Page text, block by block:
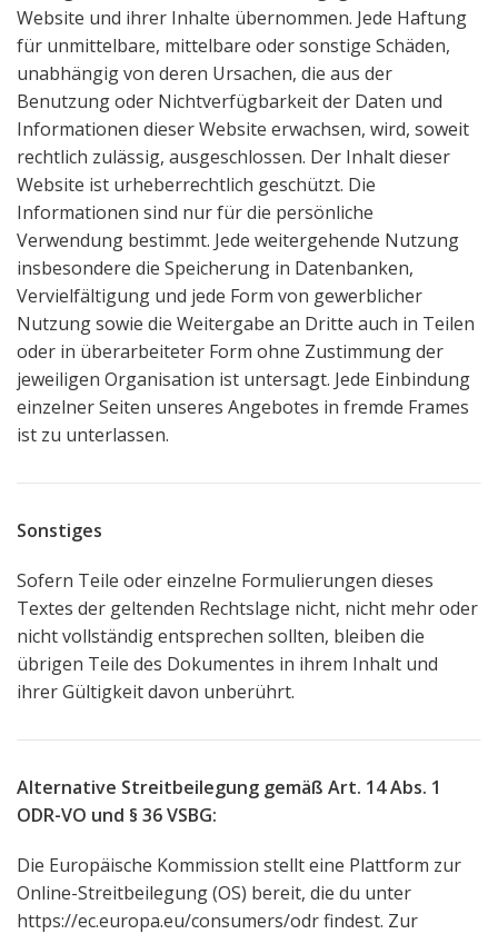
Website und ihrer Inhalte übernommen. Jede Haftung
für unmittelbare, mittelbare oder sonstige Schäden,
unabhängig von deren Ursachen, die aus der
Benutzung oder Nichtverfügbarkeit der Daten und
Informationen dieser Website erwachsen, wird, soweit
rechtlich zulässig, ausgeschlossen. Der Inhalt dieser
Website ist urheberrechtlich geschützt. Die
Informationen sind nur für die persönliche
Verwendung bestimmt. Jede weitergehende Nutzung
insbesondere die Speicherung in Datenbanken,
Vervielfältigung und jede Form von gewerblicher
Nutzung sowie die Weitergabe an Dritte auch in Teilen
oder in überarbeiteter Form ohne Zustimmung der
jeweiligen Organisation ist untersagt. Jede Einbindung
einzelner Seiten unseres Angebotes in fremde Frames
ist zu unterlassen.
Sonstiges
Sofern Teile oder einzelne Formulierungen dieses
Textes der geltenden Rechtslage nicht, nicht mehr oder
nicht vollständig entsprechen sollten, bleiben die
übrigen Teile des Dokumentes in ihrem Inhalt und
ihrer Gültigkeit davon unberührt.
Alternative Streitbeilegung gemäß Art. 14 Abs. 1
ODR-VO und § 36 VSBG:
Die Europäische Kommission stellt eine Plattform zur
Online-Streitbeilegung (OS) bereit, die du unter
https://ec.europa.eu/consumers/odrfindest. Zur